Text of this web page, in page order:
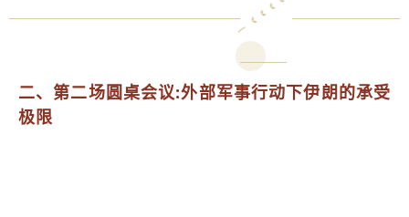
二、第二场圆桌会议:外部军事行动下伊朗的承受
极限